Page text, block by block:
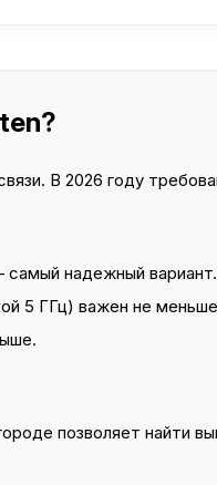
В 2026 году
надежный
5 ГГц) важен не
позволяет найти